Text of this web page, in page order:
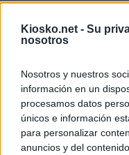
Kiosko.net - Su
nosotros
Nosotros y nuestros
información en un
procesamos datos
únicos e información
para personalizar
anuncios y del
© Kiosko.net Aviso